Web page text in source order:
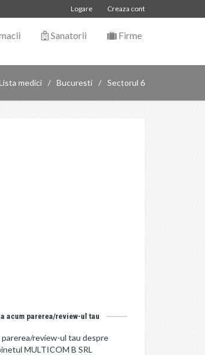
Creaza cont
Logare
Sanatorii Firme
medici Bucuresti Sectorul 6
acum parerea/review-ul tau
parerea/review-ul tau despre
MULTICOM B SRL